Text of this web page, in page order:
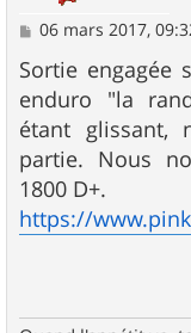
M
s
s
a
g
e
06 mars 2017,
Sortie engagée
enduro "la
étant glissant,
partie. Nous
1800 D+.
https://